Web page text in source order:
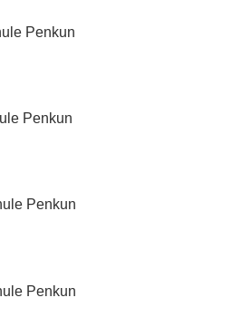
Penkun
Penkun
Penkun
Penkun